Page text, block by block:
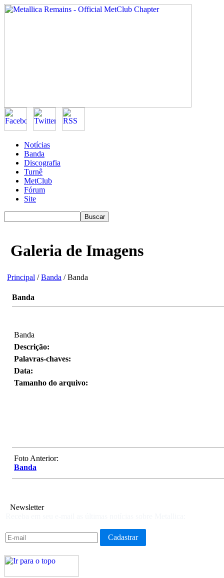
Notícias
Banda
Discografia
Turnê
MetClub
Fórum
Site
Galeria de Imagens
Principal /Banda / Banda
Banda
Banda
Descrição:
Palavras-chaves:
Data:
Tamanho do arquivo:
Foto Anterior:
Banda
Newsletter